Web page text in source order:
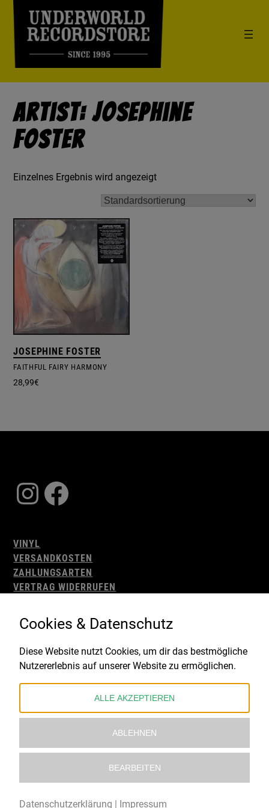
Artist: Josephine
Foster
Einzelnes Ergebnis wird angezeigt
JOSEPHINE FOSTER
FAITHFUL FAIRY HARMONY
28,99€
Instagram
Facebook
VINYL
VERSANDKOSTEN
ZAHLUNGSARTEN
VERTRAG WIDERRUFEN
WIDERRUFSBELEHRUNG
IMPRESSUM
Gefördert durch:
Cookies & Datenschutz
Diese Website nutzt Cookies, um dir das bestmögliche
Nutzererlebnis auf unserer Website zu ermöglichen.
ALLE AKZEPTIEREN
ABLEHNEN
BEARBEITEN
Datenschutzerklärung | Impressum